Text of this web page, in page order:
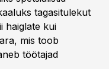
tagasitulekut
haiglate kui
mis toob
töötajad